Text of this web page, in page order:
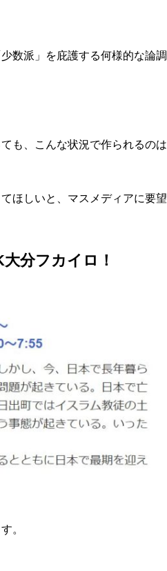
数派」を庇護する何様的な論調
も、こんな状況で作られるのは
ほしいと、マスメディアに要望
分フカイロ！
。